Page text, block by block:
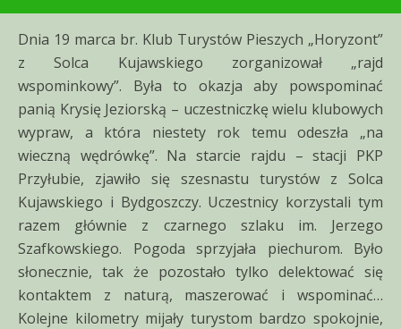
Dnia 19 marca br. Klub Turystów Pieszych „Horyzont”
z Solca Kujawskiego zorganizował „rajd
wspominkowy”. Była to okazja aby powspominać
panią Krysię Jeziorską – uczestniczkę wielu klubowych
wypraw, a która niestety rok temu odeszła „na
wieczną wędrówkę”. Na starcie rajdu – stacji PKP
Przyłubie, zjawiło się szesnastu turystów z Solca
Kujawskiego i Bydgoszczy. Uczestnicy korzystali tym
razem głównie z czarnego szlaku im. Jerzego
Szafkowskiego. Pogoda sprzyjała piechurom. Było
słonecznie, tak że pozostało tylko delektować się
kontaktem z naturą, maszerować i wspominać…
Kolejne kilometry mijały turystom bardzo spokojnie,